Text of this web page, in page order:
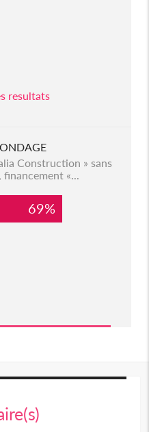
resultats
Construction » sans
«...
69%